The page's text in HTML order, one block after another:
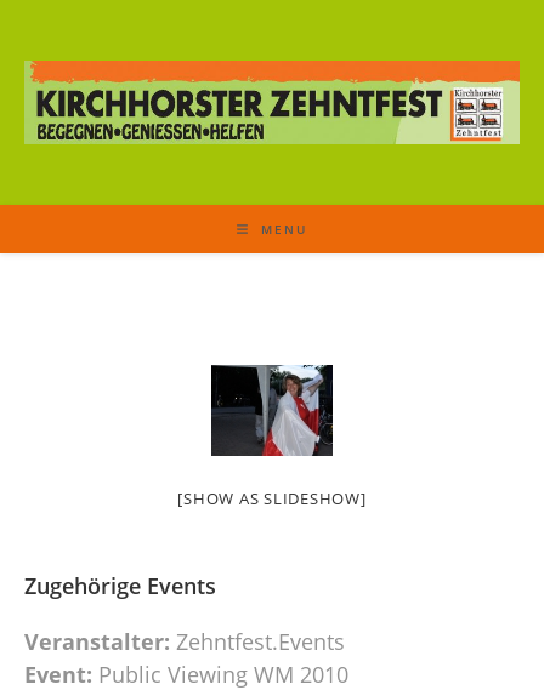
MENU
[SHOW AS SLIDESHOW]
Zugehörige Events
Veranstalter: Zehntfest.Events
Event: Public Viewing WM 2010